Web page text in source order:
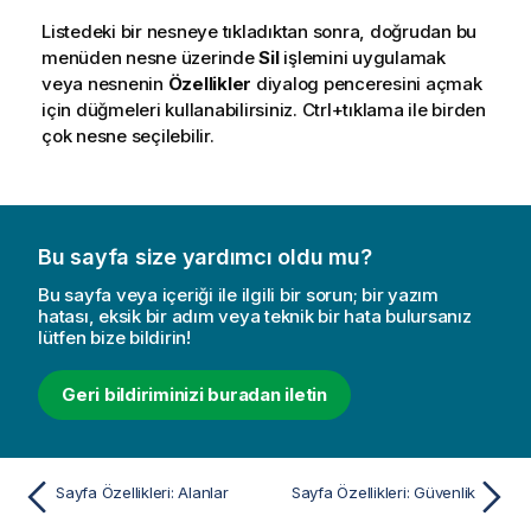
Listedeki bir nesneye tıkladıktan sonra, doğrudan bu
menüden nesne üzerindeSilişlemini uygulamak
veya nesnenin Özellikler diyalog penceresini açmak
için düğmeleri kullanabilirsiniz. Ctrl+tıklama ile birden
çok nesne seçilebilir.
Bu sayfa size yardımcı oldu mu?
Bu sayfa veya içeriği ile ilgili bir sorun; bir yazım
hatası, eksik bir adım veya teknik bir hata bulursanız
lütfen bize bildirin!
Geri bildiriminizi buradan iletin
Sayfa Özellikleri: Alanlar Sayfa Özellikleri: Güvenlik